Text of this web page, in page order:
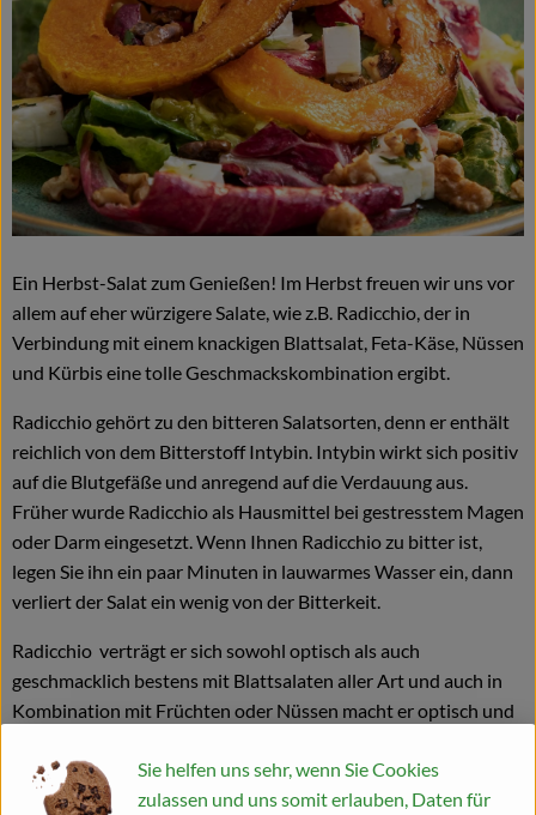
Naturkost
Wein
Getränke
Kosmetik & Drogerie
Angebote & Neues
Wir empfehlen
VINCE Weine
So geht's
Über uns
Veranstaltungen
Blog
Ein Herbst-Salat zum Genießen! Im Herbst freuen wir uns vor
allem auf eher würzigere Salate, wie z.B. Radicchio, der in
Verbindung mit einem knackigen Blattsalat, Feta-Käse, Nüssen
und Kürbis eine tolle Geschmackskombination ergibt.
Radicchio gehört zu den bitteren Salatsorten, denn er enthält
reichlich von dem Bitterstoff Intybin. Intybin wirkt sich positiv
auf die Blutgefäße und anregend auf die Verdauung aus.
Früher wurde Radicchio als Hausmittel bei gestresstem Magen
oder Darm eingesetzt. Wenn Ihnen Radicchio zu bitter ist,
legen Sie ihn ein paar Minuten in lauwarmes Wasser ein, dann
verliert der Salat ein wenig von der Bitterkeit.
Radicchio verträgt er sich sowohl optisch als auch
geschmacklich bestens mit Blattsalaten aller Art und auch in
Kombination mit Früchten oder Nüssen macht er optisch und
Zutaten
Sie helfen uns sehr, wenn Sie Cookies
zulassen und uns somit erlauben, Daten für